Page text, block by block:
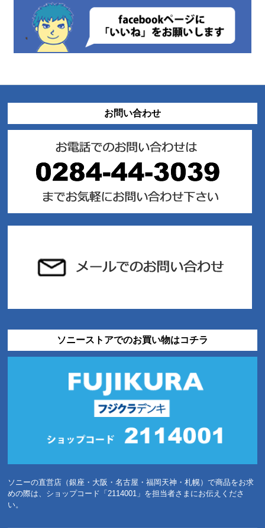
お問い合わせ
ソニーストアでのお買い物はコチラ
ソニーの直営店（銀座・大阪・名古屋・福岡天神・札幌）で商品をお求
めの際は、ショップコード「2114001」を担当者さまにお伝えくださ
い。